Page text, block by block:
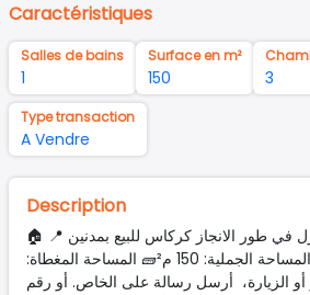
Caractéristiques
Salles de bains
1
Surface en m²
150 3
Type transaction
A Vendre
Description
🏠 فرصة عقارية منزل في طور الانجاز كركاس للبيع بمدنين 📍
الموقع: طريق قابس📐 المساحة الجملية: 150 م²🧱 المساحة المغطاة:
أو الزيارة، أرسل رسالة على الخاص. أو رقم